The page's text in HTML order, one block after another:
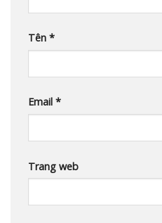
Tên *
Email *
Trang web